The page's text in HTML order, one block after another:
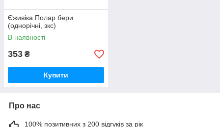
Єживіка Полар бери
(однорічні, зкс)
В наявності
353 ₴
Купити
Про нас
100% позитивних з 200 відгуків за рік